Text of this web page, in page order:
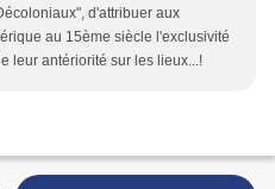
d'attribuer aux
au 15ème siècle l'exclusivité
leur antériorité sur les lieux...!